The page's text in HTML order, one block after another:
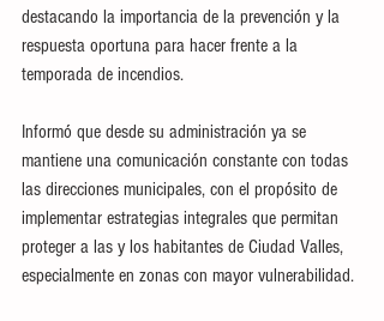
destacando la importancia de la prevención y la
respuesta oportuna para hacer frente a la
temporada de incendios.
Informó que desde su administración ya se
mantiene una comunicación constante con todas
las direcciones municipales, con el propósito de
implementar estrategias integrales que permitan
proteger a las y los habitantes de Ciudad Valles,
especialmente en zonas con mayor vulnerabilidad.